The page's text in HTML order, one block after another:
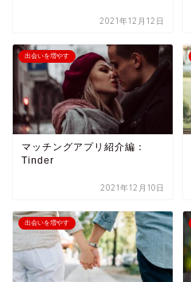
2021年12月12日
出会いを増やす
マッチングアプリ紹介編：
Tinder
2021年12月10日
出会いを増やす